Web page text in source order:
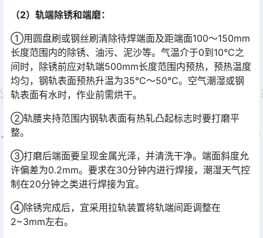
（2）轨端除锈和端磨：
①用圆盘刷或钢丝刷清除待焊端面及距端面100～150mm
长度范围内的除锈、油污、泥沙等。气温介于0到10℃之
间时，除锈前应对轨端500mm长度范围内预热，预热温度
均匀，钢轨表面预热升温为35℃～50℃。空气潮湿或钢
轨表面有水时，作业前需烘干。󠅅󠅃󠄵󠅂󠄪󠇖󠆨󠆨󠇕󠆞󠆒󠅬󠇘󠆭󠆘󠇙󠆝󠅵󠇗󠆭󠆁󠄐󠇗󠅹󠅸󠇖󠆍󠅳󠇖󠅹󠅰󠇖󠆌󠅹
②轨腰夹持范围内钢轨表面有热轧凸起标志时要打磨平
整。
③打磨后端面要呈现金属光泽，并清洗干净。端面斜度允
许偏差为0.2mm。要求在30分钟内进行焊接，潮湿天气控
制在20分钟之类进行焊接为宜。
④除锈完成后，宜采用拉轨装置将轨端间距调整在
2~3mm左右。